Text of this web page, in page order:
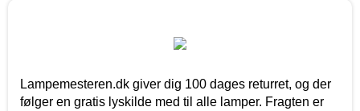
Lampemesteren.dk giver dig 100 dages returret, og der
følger en gratis lyskilde med til alle lamper. Fragten er